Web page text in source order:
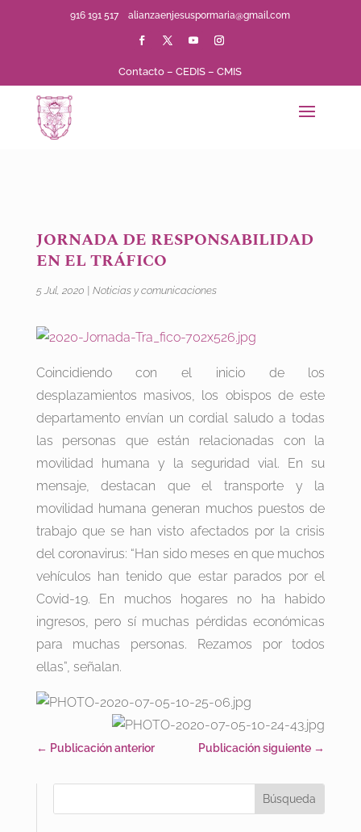
916 191 517alianzaenjesuspormaria@gmail.com
Contacto –CEDIS –CMIS
JORNADA DE RESPONSABILIDAD
EN EL TRÁFICO
5 Jul, 2020 Noticias y comunicaciones
Coincidiendo con el inicio de los
desplazamientos masivos, los obispos de este
departamento envían un cordial saludo a todas
las personas que están relacionadas con la
movilidad humana y la seguridad vial. En su
mensaje, destacan que el transporte y la
movilidad humana generan muchos puestos de
trabajo que se han visto afectados por la crisis
del coronavirus: “Han sido meses en que muchos
vehículos han tenido que estar parados por el
Covid-19. En muchos hogares no ha habido
ingresos, pero sí muchas pérdidas económicas
para muchas personas. Rezamos por todos
ellas”, señalan.
← Publicación anterior Publicación siguiente →